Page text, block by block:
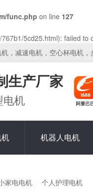
func.php on line 127
5cd25.html): failed
，减速电机，空心杯电机，
生产厂家
电机
机 机器人电机
家电电机 个人护理电机